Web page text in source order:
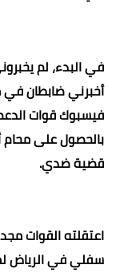
في البدء، لم
أخبرني ضابطان في
فيسبوك قوات
بالحصول على
قضية ضدي.
اعتقلته القوات
سفلي في الرياض لمدة 14 يوما. لم تُوَجه